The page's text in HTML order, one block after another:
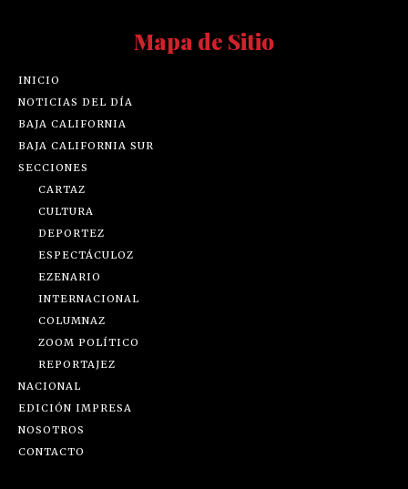
Mapa de Sitio
INICIO
NOTICIAS DEL DÍA
BAJA CALIFORNIA
BAJA CALIFORNIA SUR
SECCIONES
CARTAZ
CULTURA
DEPORTEZ
ESPECTÁCULOZ
EZENARIO
INTERNACIONAL
COLUMNAZ
ZOOM POLÍTICO
REPORTAJEZ
NACIONAL
EDICIÓN IMPRESA
NOSOTROS
CONTACTO